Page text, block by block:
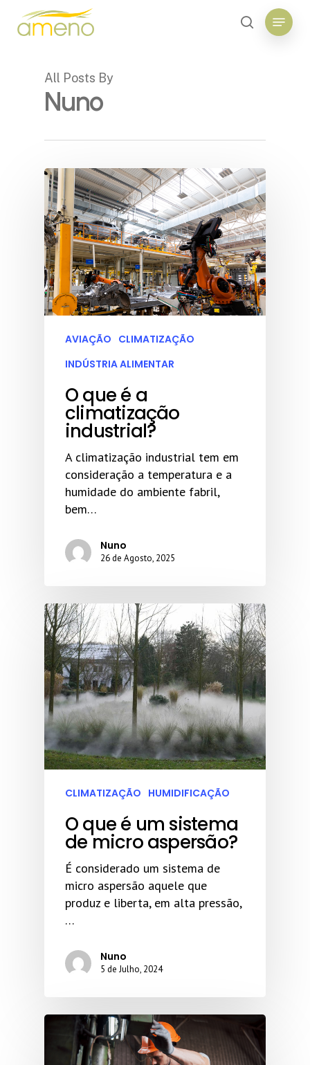
search
Menu
All Posts By
Nuno
AVIAÇÃO CLIMATIZAÇÃO
INDÚSTRIA ALIMENTAR
O que é a
climatização
industrial?
A climatização industrial tem em
consideração a temperatura e a
humidade do ambiente fabril,
bem…
Nuno
26 de Agosto, 2025
CLIMATIZAÇÃO HUMIDIFICAÇÃO
O que é um sistema
de micro aspersão?
É considerado um sistema de
micro aspersão aquele que
produz e liberta, em alta pressão,
…
Nuno
5 de Julho, 2024